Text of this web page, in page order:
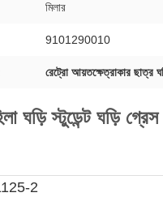
মিলার
9101290010
রেট্রো আয়তক্ষেত্রাকার ছাত্র
ঘড়ি স্টুডেন্ট ঘড়ি
2